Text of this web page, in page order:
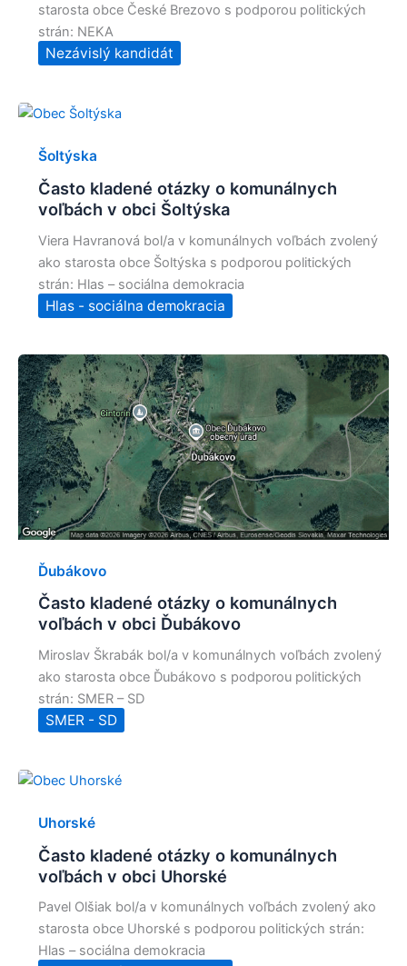
starosta obce České Brezovo s podporou politických
strán: NEKA
Nezávislý kandidát
Šoltýska
Často kladené otázky o komunálnych
voľbách v obci Šoltýska
Viera Havranová bol/a v komunálnych voľbách zvolený
ako starosta obce Šoltýska s podporou politických
strán: Hlas – sociálna demokracia
Hlas - sociálna demokracia
Ďubákovo
Často kladené otázky o komunálnych
voľbách v obci Ďubákovo
Miroslav Škrabák bol/a v komunálnych voľbách zvolený
ako starosta obce Ďubákovo s podporou politických
strán: SMER – SD
SMER - SD
Uhorské
Často kladené otázky o komunálnych
voľbách v obci Uhorské
Pavel Olšiak bol/a v komunálnych voľbách zvolený ako
starosta obce Uhorské s podporou politických strán:
Hlas – sociálna demokracia